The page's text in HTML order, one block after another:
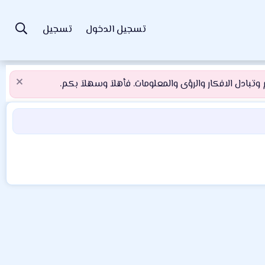
تسجيل الدخول تسجيل
الافكار والرؤى والمعلومات. فأهلاَ وسهلاَ بكم.